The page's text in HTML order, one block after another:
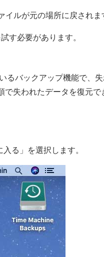
ルが元の場所に戻されま
す必要があります。
るバックアップ機能で、
失われたデータを復元で
る」を選択します。